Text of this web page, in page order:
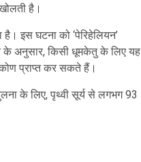
है।
इस घटना को ‘पेरिहेलियन’
के अनुसार, किसी धूमकेतु के लिए यह
प्राप्त कर सकते हैं।
के लिए, पृथ्वी सूर्य से लगभग 93